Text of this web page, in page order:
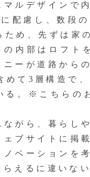
ルデザインで
配慮し、数段
め、先ずは
内部はロフト
ニーが道路から
て3層構造で
る。※こちらの
がら、暮らし
ブサイトに掲
ベーションを
えるに違いない